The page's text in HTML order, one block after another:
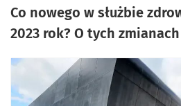
Co nowego w służbie
2023 rok? O tych